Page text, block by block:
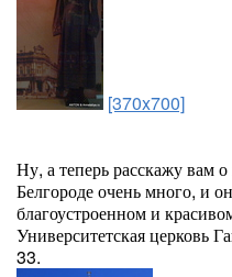
[370x700]
Ну, а теперь расскажу вам
Белгороде очень много, и
благоустроенном и
Университетская церковь
33.